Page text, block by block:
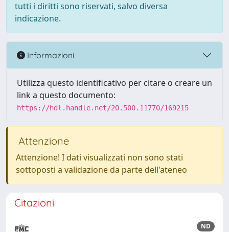
tutti i diritti sono riservati, salvo diversa
indicazione.
Informazioni
Utilizza questo identificativo per citare o creare un
link a questo documento:
https://hdl.handle.net/20.500.11770/169215
Attenzione
Attenzione! I dati visualizzati non sono stati
sottoposti a validazione da parte dell'ateneo
Citazioni
ND